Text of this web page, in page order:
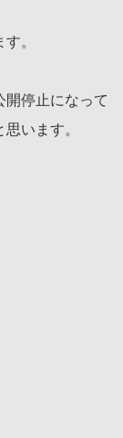
。
開停止になって
います。